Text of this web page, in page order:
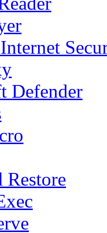
Defender
Restore